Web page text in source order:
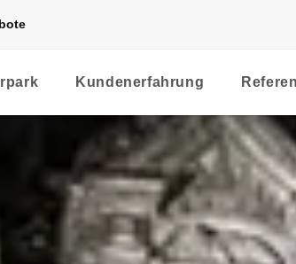
Kundenerfahrung